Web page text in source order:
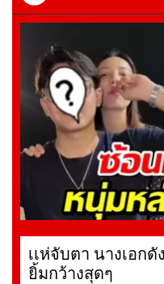
เเห่จับตา นางเอกดั
ยิ้มกว้างสุดๆ